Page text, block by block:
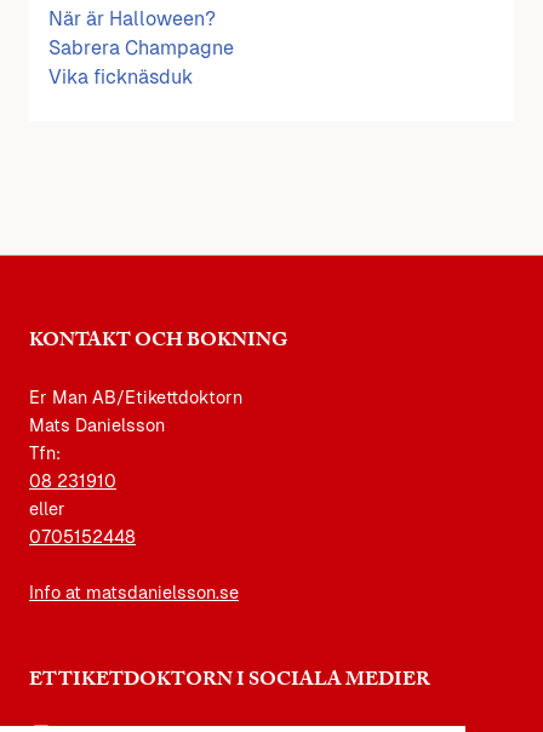
När är Halloween?
Sabrera Champagne
Vika ficknäsduk
KONTAKT OCH BOKNING
Er Man AB/Etikettdoktorn
Mats Danielsson
Tfn:
08 231910
eller
0705152448
Info at matsdanielsson.se
ETTIKETDOKTORN I SOCIALA MEDIER